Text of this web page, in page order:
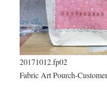
20171012.fp02
Fabric Art Pourch-